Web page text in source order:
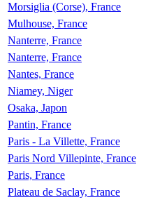
Morsiglia (Corse), France
Mulhouse, France
Nanterre, France
Nanterre, France
Nantes, France
Niamey, Niger
Osaka, Japon
Pantin, France
Paris - La Villette, France
Paris Nord Villepinte, France
Paris, France
Plateau de Saclay, France